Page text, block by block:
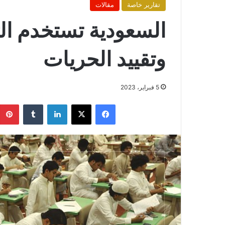
تقارير خاصة مقالات
السعودية تستخدم
وتقييد الحريات
5 فبراير، 2023
فيسبوك X لينكدإن